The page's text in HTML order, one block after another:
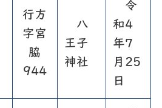
行方
字宮
脇
944
八
王子
神社
令
和4
年7
月25
日